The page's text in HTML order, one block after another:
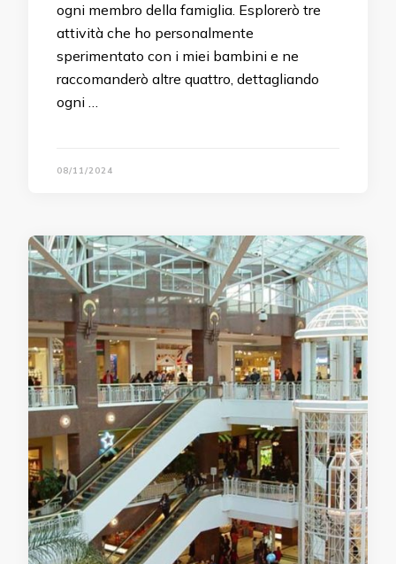
ogni membro della famiglia. Esplorerò tre
attività che ho personalmente
sperimentato con i miei bambini e ne
raccomanderò altre quattro, dettagliando
ogni …
08/11/2024